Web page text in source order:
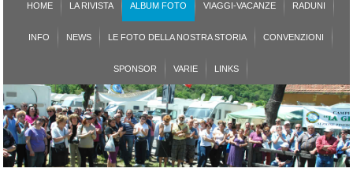
HOME LA RIVISTA ALBUM FOTO VIAGGI-VACANZE RADUNI
INFO NEWS LE FOTO DELLA NOSTRA STORIA CONVENZIONI
SPONSOR VARIE LINKS